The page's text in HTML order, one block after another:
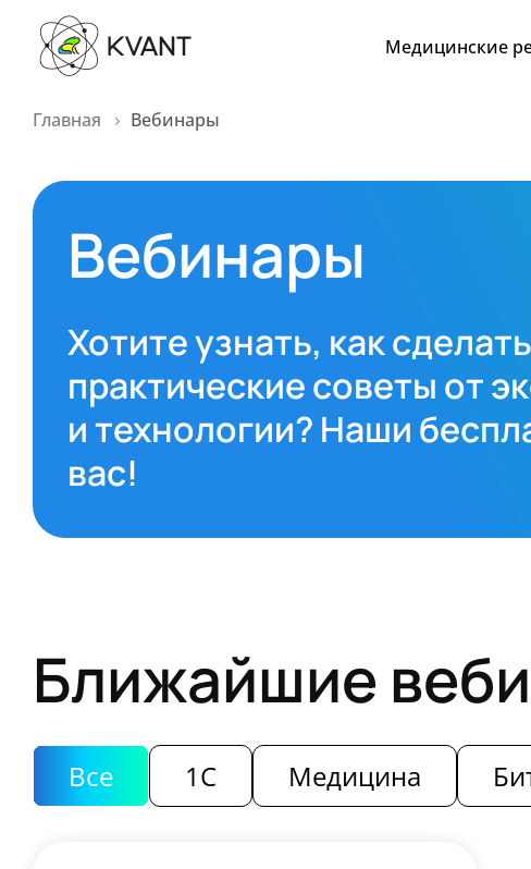
Медицинские
Главная Вебинары
Вебинары
Хотите узнать, как
практические советы от
и технологии? Наши
вас!
Ближайшие
Все 1С Медицина